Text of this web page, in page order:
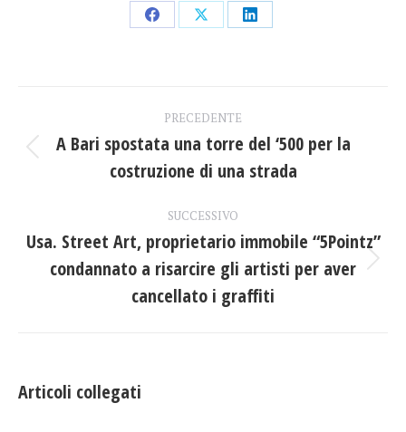
CondividiCondividiCondividi
tra
post
PRECEDENTE
Post
precedente:
A Bari spostata una torre del ‘500 per la
costruzione di una strada
SUCCESSIVO
Prossimo
post:
Usa. Street Art, proprietario immobile “5Pointz”
condannato a risarcire gli artisti per aver
cancellato i graffiti
Articoli collegati